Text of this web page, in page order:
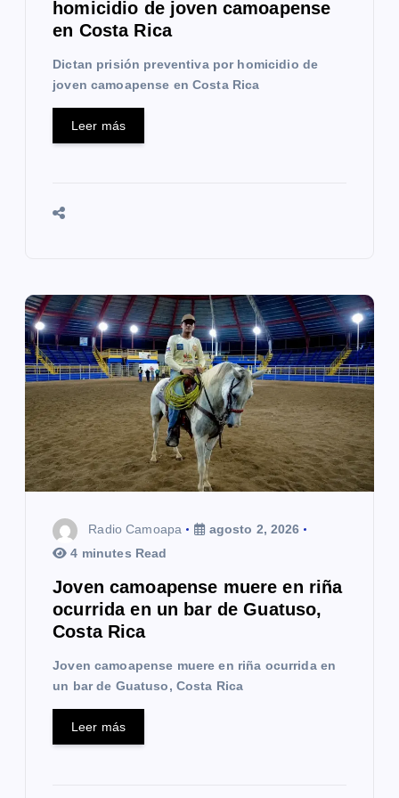
homicidio de joven camoapense
en Costa Rica
Dictan prisión preventiva por homicidio de
joven camoapense en Costa Rica
Leer más
Radio Camoapa
agosto 2, 2026
4 minutes Read
Joven camoapense muere en riña
ocurrida en un bar de Guatuso,
Costa Rica
Joven camoapense muere en riña ocurrida en
un bar de Guatuso, Costa Rica
Leer más